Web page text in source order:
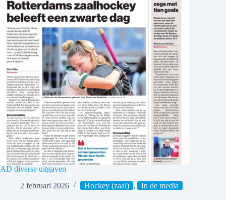
AD diverse uitgaven
2 februari 2026
Hockey (zaal) , In de media